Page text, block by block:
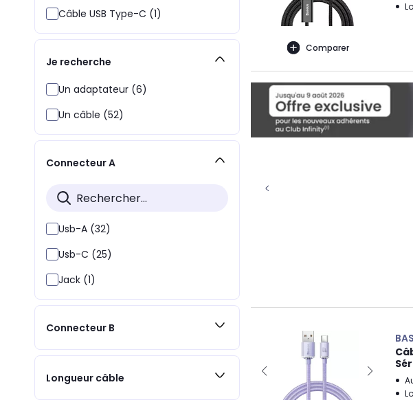
Câble USB Type-C (1)
Je recherche
Un adaptateur (6)
Un câble (52)
Connecteur A
Usb-A (32)
Usb-C (25)
Jack (1)
Connecteur B
Longueur câble
Comparer